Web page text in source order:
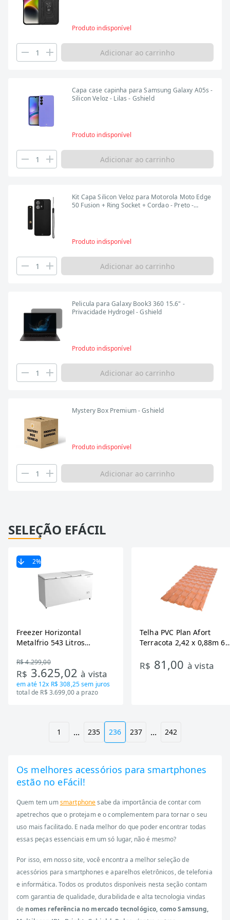
Produto indisponível
Adicionar ao carrinho
Capa case capinha para Samsung Galaxy A05s -
Silicon Veloz - Lilas - Gshield
Produto indisponível
Adicionar ao carrinho
Kit Capa Silicon Veloz para Motorola Moto Edge
50 Fusion + Ring Socket + Cordao - Preto -
Produto indisponível
Adicionar ao carrinho
Pelicula para Galaxy Book3 360 15.6" -
Privacidade Hydrogel - Gshield
Produto indisponível
Adicionar ao carrinho
Mystery Box Premium - Gshield
Produto indisponível
Adicionar ao carrinho
SELEÇÃO EFÁCIL
2%
Freezer Horizontal
Metalfrio 543 Litros
Tecnologia Inverter, Branco,
Bivolt
R$ 4.299,00
R$ 3.625,02à vista
em até 12x R$ 308,25sem juros
total de R$ 3.699,00 a prazo
Telha PVC Plan Afort
Terracota 2,42 x 0,88m 6
R$ 81,00 à vista
1 ... 235 236 237 ... 242
Os melhores acessórios para smartphones
estão no eFácil!
Quem tem umsmartphonesabe da importância de contar com
apetrechos que o protejam e o complementem para tornar o seu
uso mais facilitado. E nada melhor do que poder encontrar todas
essas peças essenciais em um só lugar, não é mesmo?
Por isso, em nosso site, você encontra a melhor seleção de
acessórios para smartphones e aparelhos eletrônicos, de telefonia
e informática. Todos os produtos disponíveis nesta seção contam
com garantia de qualidade, durabilidade e alta tecnologia vindas
de nomes referência no mercado tecnológico, como Samsung,